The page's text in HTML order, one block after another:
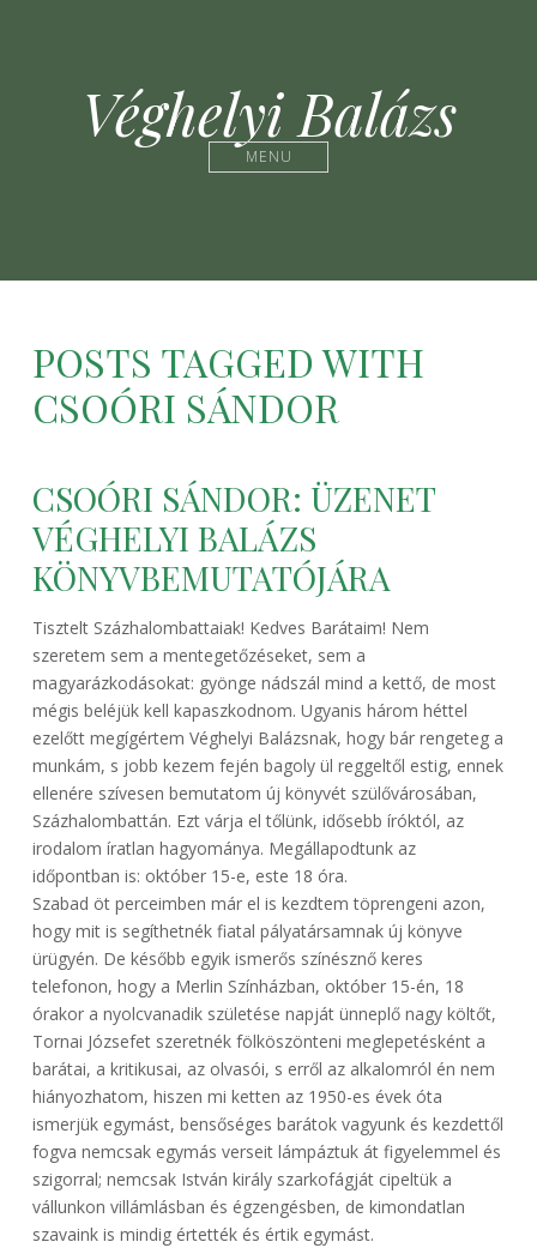
Véghelyi Balázs
MENU
POSTS TAGGED WITH
CSOÓRI SÁNDOR
CSOÓRI SÁNDOR: ÜZENET
VÉGHELYI BALÁZS
KÖNYVBEMUTATÓJÁRA
Tisztelt Százhalombattaiak! Kedves Barátaim! Nem
szeretem sem a mentegetőzéseket, sem a
magyarázkodásokat: gyönge nádszál mind a kettő, de most
mégis beléjük kell kapaszkodnom. Ugyanis három héttel
ezelőtt megígértem Véghelyi Balázsnak, hogy bár rengeteg a
munkám, s jobb kezem fején bagoly ül reggeltől estig, ennek
ellenére szívesen bemutatom új könyvét szülővárosában,
Százhalombattán. Ezt várja el tőlünk, idősebb íróktól, az
irodalom íratlan hagyománya. Megállapodtunk az
időpontban is: október 15-e, este 18 óra.
Szabad öt perceimben már el is kezdtem töprengeni azon,
hogy mit is segíthetnék fiatal pályatársamnak új könyve
ürügyén. De később egyik ismerős színésznő keres
telefonon, hogy a Merlin Színházban, október 15-én, 18
órakor a nyolcvanadik születése napját ünneplő nagy költőt,
Tornai Józsefet szeretnék fölköszönteni meglepetésként a
barátai, a kritikusai, az olvasói, s erről az alkalomról én nem
hiányozhatom, hiszen mi ketten az 1950-es évek óta
ismerjük egymást, bensőséges barátok vagyunk és kezdettől
fogva nemcsak egymás verseit lámpáztuk át figyelemmel és
szigorral; nemcsak István király szarkofágját cipeltük a
vállunkon villámlásban és égzengésben, de kimondatlan
szavaink is mindig értették és értik egymást.